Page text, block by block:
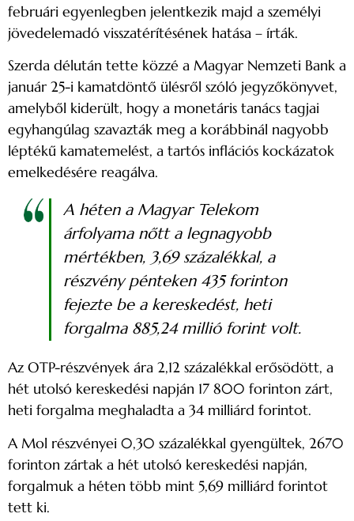
februári egyenlegben jelentkezik majd a személyi
jövedelemadó visszatérítésének hatása – írták.
Szerda délután tette közzé a Magyar Nemzeti Bank a
január 25-i kamatdöntő ülésről szóló jegyzőkönyvet,
amelyből kiderült, hogy a monetáris tanács tagjai
egyhangúlag szavazták meg a korábbinál nagyobb
léptékű kamatemelést, a tartós inflációs kockázatok
emelkedésére reagálva.
A héten a Magyar Telekom
árfolyama nőtt a legnagyobb
mértékben, 3,69 százalékkal, a
részvény pénteken 435 forinton
fejezte be a kereskedést, heti
forgalma 885,24 millió forint volt.
Az OTP-részvények ára 2,12 százalékkal erősödött, a
hét utolsó kereskedési napján 17 800 forinton zárt,
heti forgalma meghaladta a 34 milliárd forintot.
A Mol részvényei 0,30 százalékkal gyengültek, 2670
forinton zártak a hét utolsó kereskedési napján,
forgalmuk a héten több mint 5,69 milliárd forintot
tett ki.